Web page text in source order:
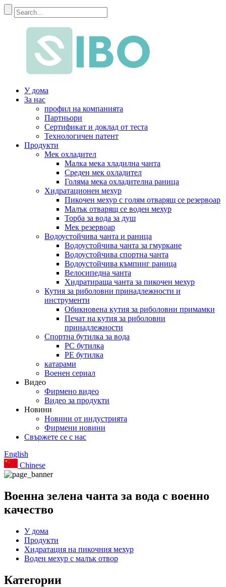
У дома
За нас
профил на компанията
Партньори
Сертификат и доклад от теста
Технологичен патент
Продукти
Мек охладител
Малка мека хладилна чанта
Среден мек охладител
Голяма мека охладителна раница
Хидратационен мехур
Пикочен мехур с голям отварящ се резервоар
Малък отварящ се воден мехур
Торба за вода за душ
Мек резервоар
Водоустойчива чанта и раница
Водоустойчива чанта за гмуркане
Водоустойчива спортна чанта
Водоустойчива къмпинг раница
Велосипедна чанта
Хидратираща чанта за пикочен мехур
Кутия за риболовни принадлежности и
инструменти
Обикновена кутия за риболовни примамки
Печат на кутия за риболовни
принадлежности
Спортна бутилка за вода
PC бутилка
PE бутилка
катарами
Военен сериал
Видео
Фирмено видео
Видео за продукти
Новини
Новини от индустрията
Фирмени новини
Свържете се с нас
English
Chinese
Военна зелена чанта за вода с военно
качество
У дома
Продукти
Хидратация на пикочния мехур
Воден мехур с малък отвор
Категории